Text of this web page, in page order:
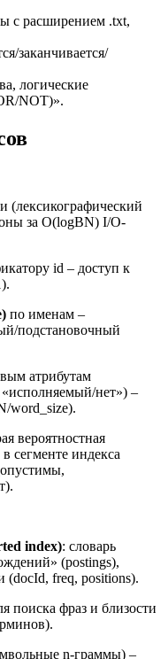
с расширением .txt,
заканчивается/
логические
NOT)».
(лексикографический
за O(logBN) I/O-
id – доступ к
по именам –
подстановочный
атрибутам
нет») –
word_size).
вероятностная
сегменте индекса
index): словарь
(postings),
freq, positions).
поиска фраз и близости
n-граммы) –